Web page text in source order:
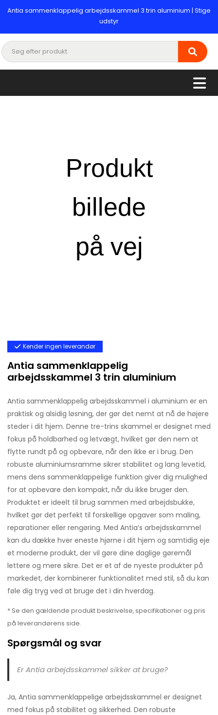
Antia sammenklappelig arbejdsskammel 3 trin aluminium | Stige
udstyr
Kender ingen leverandør
Antia sammenklappelig
arbejdsskammel 3 trin aluminium
Antia sammenklappelig arbejdsskammel i aluminium er en
praktisk og alsidig løsning, der gør det nemt at nå de højere
steder i dit hjem. Denne tre-trins skammel er designet med
fokus på holdbarhed og letvægt, hvilket gør den nem at
flytte rundt på og opbevare, når den ikke er i brug. Den
robuste aluminiumsramme sikrer stabilitet og lang levetid,
mens dens sammenklappelige funktion giver dig mulighed
for at opbevare den kompakt, når du ikke bruger den.
Produktet er ideelt til brug sammen med arbejdsbukke,
hvilket gør det perfekt til forskellige opgaver som maling,
reparationer eller rengøring. Med Antia’s arbejdsskammel
kan du dække hver eneste hjørne i dit hjem og samtidig eje
et moderne produkt, der vil gøre dine daglige gøremål
lettere og mere sikre. Det er et af de nyeste produkter på
markedet, der kombinerer funktionalitet med stil, så du kan
føle dig tryg ved at bruge det i din hverdag.
* Se den gældende produkt beskrivelse, specifikationer og pris
på leverandørens side.
Spørgsmål og svar
Er Antia arbejdsskammel sikker at bruge?
Ja, Antia sammenklappelige arbejdsskammel er designet
med fokus på stabilitet og sikkerhed. Den robuste